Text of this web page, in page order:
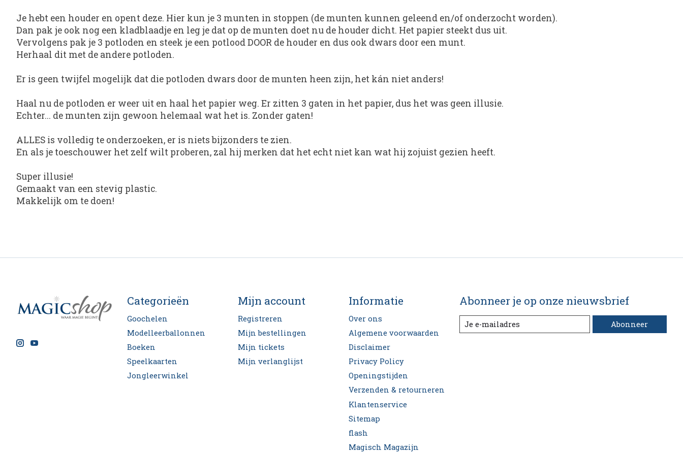
Je hebt een houder en opent deze. Hier kun je 3 munten in stoppen (de munten kunnen geleend en/of onderzocht worden).
Dan pak je ook nog een kladblaadje en leg je dat op de munten doet nu de houder dicht. Het papier steekt dus uit.
Vervolgens pak je 3 potloden en steek je een potlood DOOR de houder en dus ook dwars door een munt.
Herhaal dit met de andere potloden.
Er is geen twijfel mogelijk dat die potloden dwars door de munten heen zijn, het kán niet anders!
Haal nu de potloden er weer uit en haal het papier weg. Er zitten 3 gaten in het papier, dus het was geen illusie.
Echter... de munten zijn gewoon helemaal wat het is. Zonder gaten!
ALLES is volledig te onderzoeken, er is niets bijzonders te zien.
En als je toeschouwer het zelf wilt proberen, zal hij merken dat het echt niet kan wat hij zojuist gezien heeft.
Super illusie!
Gemaakt van een stevig plastic.
Makkelijk om te doen!
Categorieën
Goochelen
Modelleerballonnen
Boeken
Speelkaarten
Jongleerwinkel
Mijn account
Registreren
Mijn bestellingen
Mijn tickets
Mijn verlanglijst
Informatie
Over ons
Algemene voorwaarden
Disclaimer
Privacy Policy
Openingstijden
Verzenden & retourneren
Klantenservice
Sitemap
flash
Magisch Magazijn
Abonneer je op onze nieuwsbrief
Abonneer